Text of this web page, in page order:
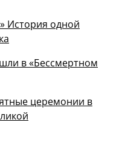
История одной
в «Бессмертном
церемонии в